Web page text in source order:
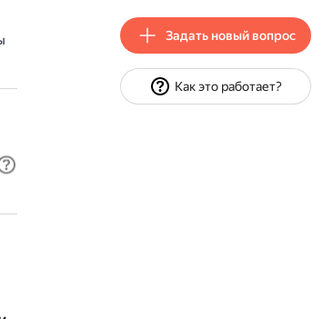
Задать новый вопрос
Как это работает?